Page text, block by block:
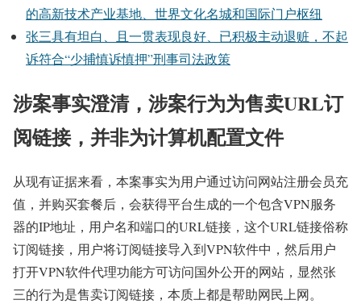
的高新技术产业基地、世界文化名城和国际门户枢纽
张三具有坦白、且一贯表现良好、已积极主动退赃，不起
诉符合“少捕慎诉慎押”刑事司法政策
涉案事实澄清，涉案行为为售卖URL订
阅链接，并非为计算机配置文件
从现有证据来看，本案事实为用户通过访问网站注册会员充
值，并购买套餐后，会获得平台生成的一个包含VPN服务
器的IP地址，用户名和端口的URL链接，这个URL链接俗称
订阅链接，用户将订阅链接导入到VPN软件中，然后用户
打开VPN软件代理功能方可访问国外公开的网站，显然张
三的行为是售卖订阅链接，本质上都是帮助网民上网。